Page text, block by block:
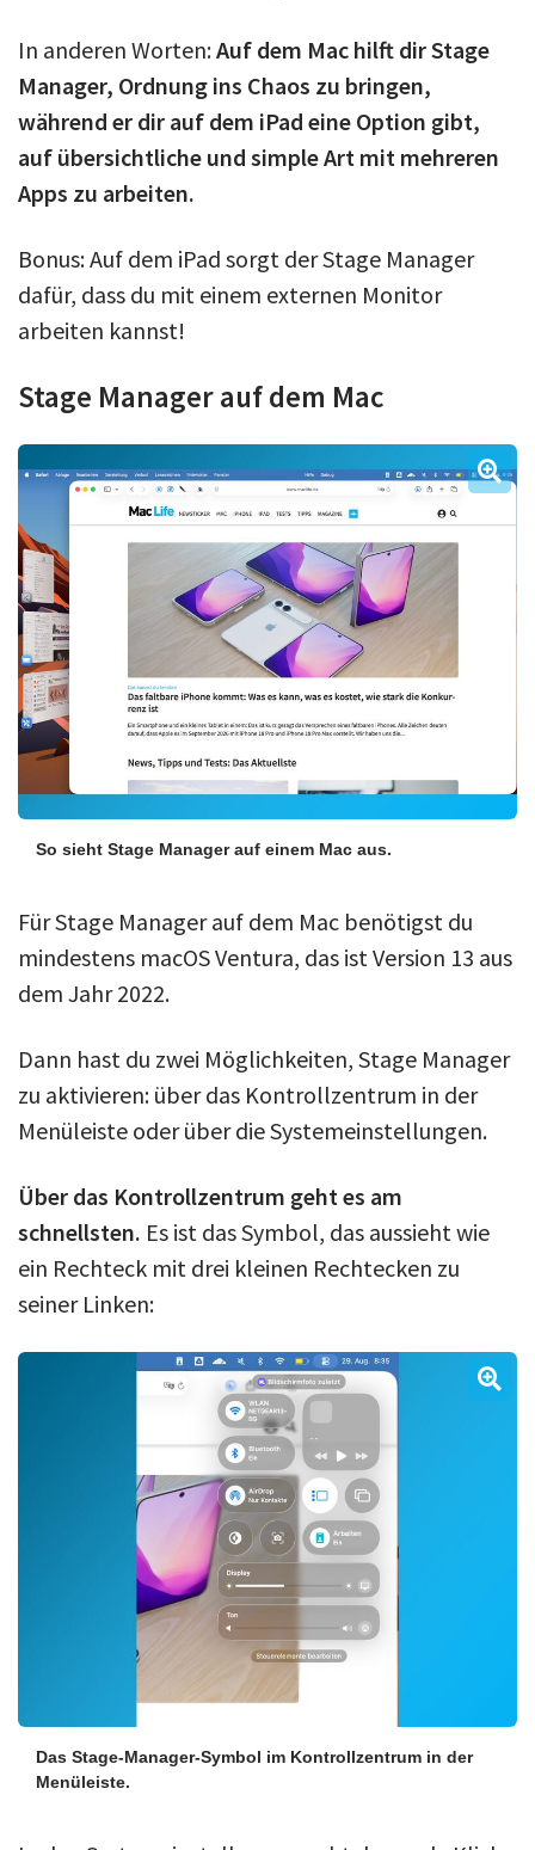
In anderen Worten:Auf dem Mac hilft dir Stage
Manager, Ordnung ins Chaos zu bringen,
während er dir auf dem iPad eine Option gibt,
auf übersichtliche und simple Art mit mehreren
Apps zu arbeiten.
Bonus: Auf dem iPad sorgt der Stage Manager
dafür, dass du mit einem externen Monitor
arbeiten kannst!
Stage Manager auf dem Mac
So sieht Stage Manager auf einem Mac aus.
Für Stage Manager auf dem Mac benötigst du
mindestens macOS Ventura, das ist Version 13 aus
dem Jahr 2022.
Dann hast du zwei Möglichkeiten, Stage Manager
zu aktivieren: über das Kontrollzentrum in der
Menüleiste oder über die Systemeinstellungen.
Über das Kontrollzentrum geht es am
schnellsten. Es ist das Symbol, das aussieht wie
ein Rechteck mit drei kleinen Rechtecken zu
seiner Linken:
Das Stage-Manager-Symbol im Kontrollzentrum in der
Menüleiste.